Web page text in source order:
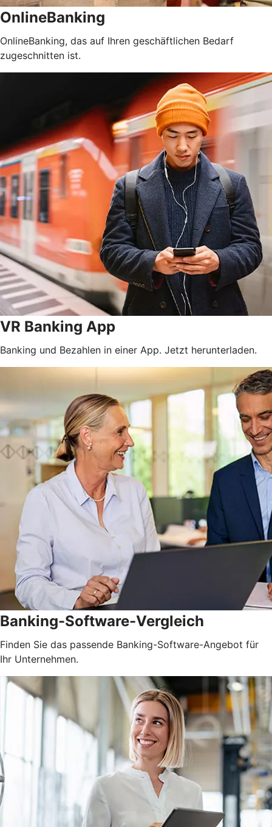
OnlineBanking
OnlineBanking, das auf Ihren geschäftlichen Bedarf
zugeschnitten ist.
VR Banking App
Banking und Bezahlen in einer App. Jetzt herunterladen.
Banking-Software-Vergleich
Finden Sie das passende Banking-Software-Angebot für
Ihr Unternehmen.